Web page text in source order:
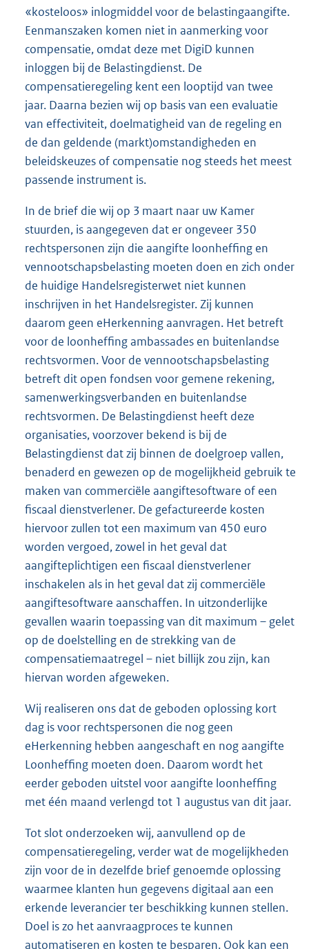
«kosteloos» inlogmiddel voor de belastingaangifte.
Eenmanszaken komen niet in aanmerking voor
compensatie, omdat deze met DigiD kunnen
inloggen bij de Belastingdienst. De
compensatieregeling kent een looptijd van twee
jaar. Daarna bezien wij op basis van een evaluatie
van effectiviteit, doelmatigheid van de regeling en
de dan geldende (markt)omstandigheden en
beleidskeuzes of compensatie nog steeds het meest
passende instrument is.
In de brief die wij op 3 maart naar uw Kamer
stuurden, is aangegeven dat er ongeveer 350
rechtspersonen zijn die aangifte loonheffing en
vennootschapsbelasting moeten doen en zich onder
de huidige Handelsregisterwet niet kunnen
inschrijven in het Handelsregister. Zij kunnen
daarom geen eHerkenning aanvragen. Het betreft
voor de loonheffing ambassades en buitenlandse
rechtsvormen. Voor de vennootschapsbelasting
betreft dit open fondsen voor gemene rekening,
samenwerkingsverbanden en buitenlandse
rechtsvormen. De Belastingdienst heeft deze
organisaties, voorzover bekend is bij de
Belastingdienst dat zij binnen de doelgroep vallen,
benaderd en gewezen op de mogelijkheid gebruik te
maken van commerciële aangiftesoftware of een
fiscaal dienstverlener. De gefactureerde kosten
hiervoor zullen tot een maximum van 450 euro
worden vergoed, zowel in het geval dat
aangifteplichtigen een fiscaal dienstverlener
inschakelen als in het geval dat zij commerciële
aangiftesoftware aanschaffen. In uitzonderlijke
gevallen waarin toepassing van dit maximum – gelet
op de doelstelling en de strekking van de
compensatiemaatregel – niet billijk zou zijn, kan
hiervan worden afgeweken.
Wij realiseren ons dat de geboden oplossing kort
dag is voor rechtspersonen die nog geen
eHerkenning hebben aangeschaft en nog aangifte
Loonheffing moeten doen. Daarom wordt het
eerder geboden uitstel voor aangifte loonheffing
met één maand verlengd tot 1 augustus van dit jaar.
Tot slot onderzoeken wij, aanvullend op de
compensatieregeling, verder wat de mogelijkheden
zijn voor de in dezelfde brief genoemde oplossing
waarmee klanten hun gegevens digitaal aan een
erkende leverancier ter beschikking kunnen stellen.
Doel is zo het aanvraagproces te kunnen
automatiseren en kosten te besparen. Ook kan een